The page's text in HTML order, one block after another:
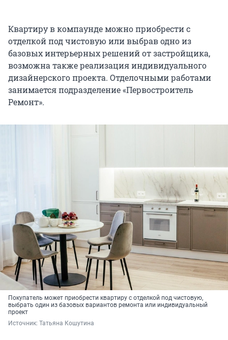
Квартиру в компаунде можно приобрести с
отделкой под чистовую или выбрав одно из
базовых интерьерных решений от застройщика,
возможна также реализация индивидуального
дизайнерского проекта. Отделочными работами
занимается подразделение «Первостроитель
Ремонт».
Покупатель может приобрести квартиру с отделкой под чистовую,
выбрать один из базовых вариантов ремонта или индивидуальный
проект
Источник: Татьяна Кошутина